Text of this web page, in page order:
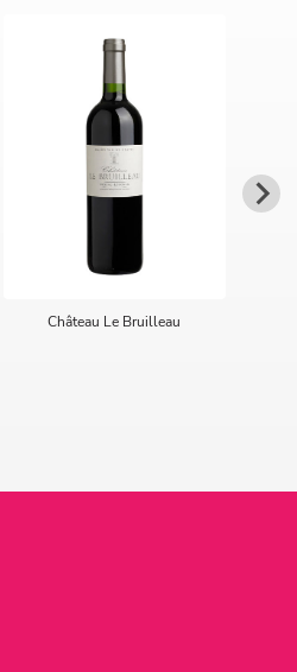
Château Le Bruilleau